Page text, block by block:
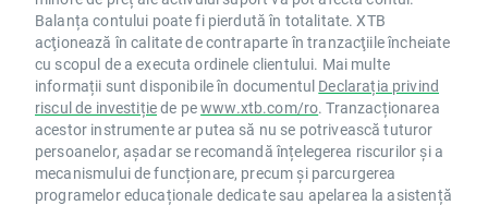
Balanța contului poate fi pierdută în totalitate. XTB
acţionează în calitate de contraparte în tranzacţiile încheiate
cu scopul de a executa ordinele clientului. Mai multe
informații sunt disponibile în documentul Declarația privind
riscul de investițiede pewww.xtb.com/ro. Tranzacționarea
acestor instrumente ar putea să nu se potrivească tuturor
persoanelor, așadar se recomandă înțelegerea riscurilor și a
mecanismului de funcționare, precum și parcurgerea
programelor educaționale dedicate sau apelarea la asistență